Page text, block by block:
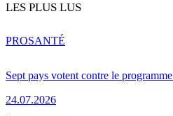
LES PLUS LUS
Sept pays votent contre le
24.07.2026
PROSANTÉ